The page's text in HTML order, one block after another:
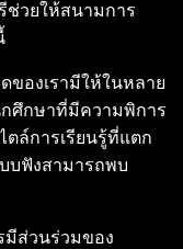
ช่วยให้สนามการ
ของเรามีให้ในหลาย
กศึกษาที่มีความพิการ
ตล์การเรียนรู้ที่แตก
บฟังสามารถพบ
มีส่วนร่วมของ